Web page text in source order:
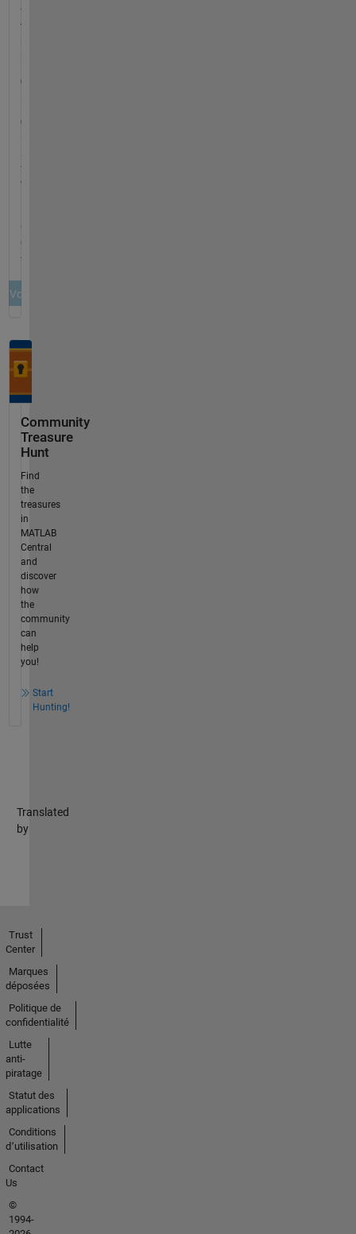
Community
Treasure
Hunt
Find
the
treasures
in
MATLAB
Central
and
discover
how
the
community
can
help
you!
Start
Hunting!
Translated
by
Trust
Center
Marques
déposées
Politique de
confidentialité
Lutte
anti-
piratage
Statut des
applications
Conditions
d՚utilisation
Contact
Us
©
1994-